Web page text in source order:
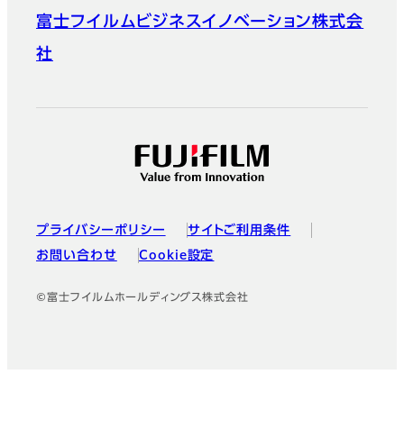
富士フイルムビジネスイノベーション株式会
社
プライバシーポリシー
サイトご利用条件
お問い合わせ
Cookie設定
©富士フイルムホールディングス株式会社